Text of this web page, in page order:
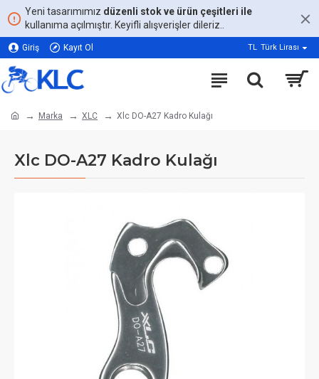
Yeni tasarımımız düzenli stok ve ürün çeşitleri ile
kullanıma açılmıştır. Keyifli alışverişler dileriz..
Giriş Kayıt Ol TL Türk Lirası
Marka XLC Xlc DO-A27 Kadro Kulağı
Xlc DO-A27 Kadro Kulağı